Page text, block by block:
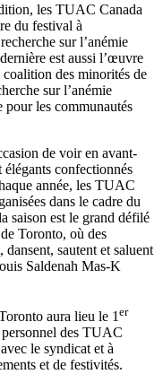
les TUAC Canada
du festival à
sur l’anémie
est aussi l’œuvre
des minorités de
sur l’anémie
les communautés
de voir en avant-
élégants confectionnés
année, les TUAC
dans le cadre du
saison est le grand défilé
Toronto, où des
sautent et saluent
Saldenah Mas-K
aura lieu le 1 er
des TUAC
le syndicat et à
et de festivités.